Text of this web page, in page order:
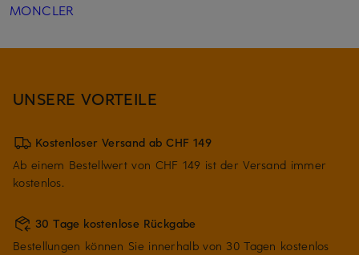
MONCLER
UNSERE VORTEILE
Kostenloser Versand ab CHF 149
Ab einem Bestellwert von CHF 149 ist der Versand immer
kostenlos.
30 Tage kostenlose Rückgabe
Bestellungen können Sie innerhalb von 30 Tagen kostenlos